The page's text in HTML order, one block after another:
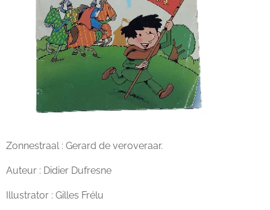
Zonnestraal : Gerard de veroveraar.
Auteur : Didier Dufresne
Illustrator : Gilles Frélu